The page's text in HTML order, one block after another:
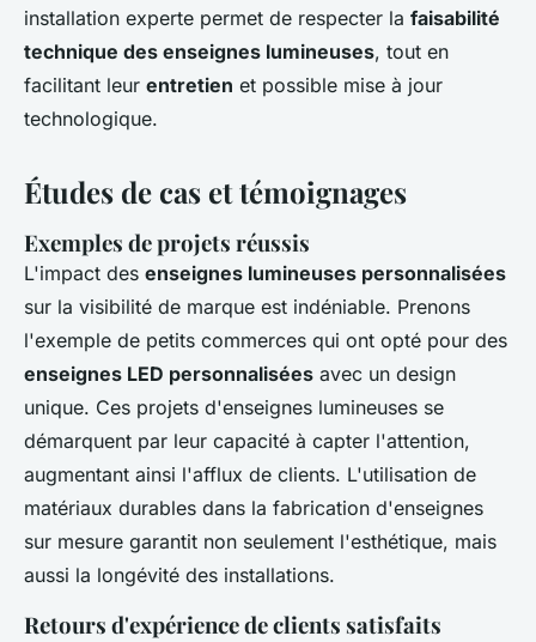
installation experte permet de respecter la faisabilité
technique des enseignes lumineuses, tout en
facilitant leur entretien et possible mise à jour
technologique.
Études de cas et témoignages
Exemples de projets réussis
L'impact des enseignes lumineuses personnalisées
sur la visibilité de marque est indéniable. Prenons
l'exemple de petits commerces qui ont opté pour des
enseignes LED personnalisées avec un design
unique. Ces projets d'enseignes lumineuses se
démarquent par leur capacité à capter l'attention,
augmentant ainsi l'afflux de clients. L'utilisation de
matériaux durables dans la fabrication d'enseignes
sur mesure garantit non seulement l'esthétique, mais
aussi la longévité des installations.
Retours d'expérience de clients satisfaits